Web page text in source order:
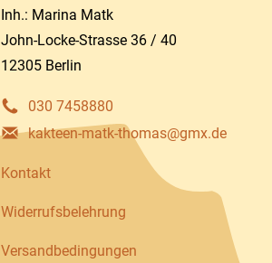
Inh.: Marina Matk
John-Locke-Strasse 36 / 40
12305 Berlin
030 7458880
kakteen-matk-thomas@gmx.de
Kontakt
Widerrufsbelehrung
Versandbedingungen